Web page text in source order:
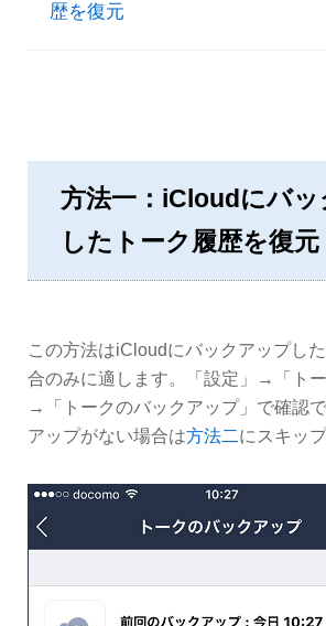
歴を復元
方法一：iCloudにバ
したトーク履歴を復元
この方法はiCloudにバックアップし
合のみに適します。「設定」→「トー
→「トークのバックアップ」で確認
アップがない場合は方法二にスキッ